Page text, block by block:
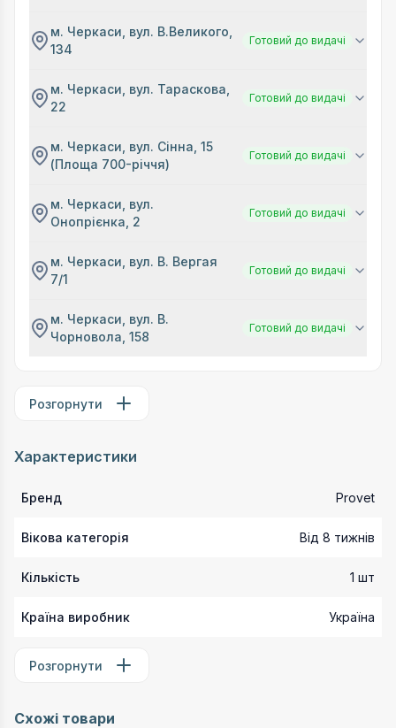
м. Черкаси, вул. В.Великого,
134
Готовий до видачі
м. Черкаси, вул. Тараскова,
22
Готовий до видачі
м. Черкаси, вул. Сінна, 15
(Площа 700-річчя)
Готовий до видачі
м. Черкаси, вул.
Онопрієнка, 2
Готовий до видачі
м. Черкаси, вул. В. Вергая
7/1
Готовий до видачі
м. Черкаси, вул. В.
Чорновола, 158
Готовий до видачі
Розгорнути
Характеристики
Бренд Provet
Вікова категорія Від 8 тижнів
Кількість 1 шт
Країна виробник Україна
Розгорнути
Схожі товари